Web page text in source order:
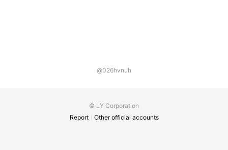
@026hvnuh
© LY Corporation
Report
Other official accounts